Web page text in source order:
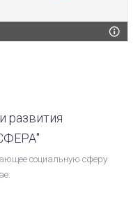
развития
социальную сферу